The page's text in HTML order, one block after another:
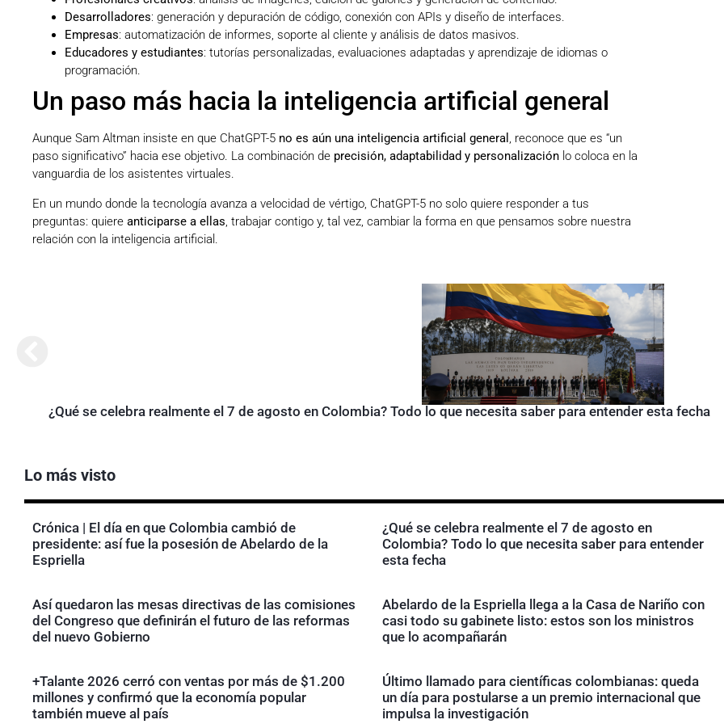
Desarrolladores: generación y depuración de código, conexión con APIs y diseño de interfaces.
Empresas: automatización de informes, soporte al cliente y análisis de datos masivos.
Educadores y estudiantes: tutorías personalizadas, evaluaciones adaptadas y aprendizaje de idiomas o
programación.
Un paso más hacia la inteligencia artificial general
Aunque Sam Altman insiste en que ChatGPT-5 no es aún una inteligencia artificial general , reconoce que es “un
paso significativo” hacia ese objetivo. La combinación de precisión, adaptabilidad y personalización lo coloca en la
vanguardia de los asistentes virtuales.
En un mundo donde la tecnología avanza a velocidad de vértigo, ChatGPT-5 no solo quiere responder a tus
preguntas: quiere anticiparse a ellas, trabajar contigo y, tal vez, cambiar la forma en que pensamos sobre nuestra
relación con la inteligencia artificial.
¿Qué se celebra realmente el 7 de agosto en Colombia? Todo lo que necesita saber para entender esta fecha
Lo más visto
Crónica | El día en que Colombia cambió de
presidente: así fue la posesión de Abelardo de la
Espriella
¿Qué se celebra realmente el 7 de agosto en
Colombia? Todo lo que necesita saber para entender
esta fecha
Así quedaron las mesas directivas de las comisiones
del Congreso que definirán el futuro de las reformas
del nuevo Gobierno
Abelardo de la Espriella llega a la Casa de Nariño con
casi todo su gabinete listo: estos son los ministros
que lo acompañarán
+Talante 2026 cerró con ventas por más de $1.200
millones y confirmó que la economía popular
también mueve al país
Último llamado para científicas colombianas: queda
un día para postularse a un premio internacional que
impulsa la investigación